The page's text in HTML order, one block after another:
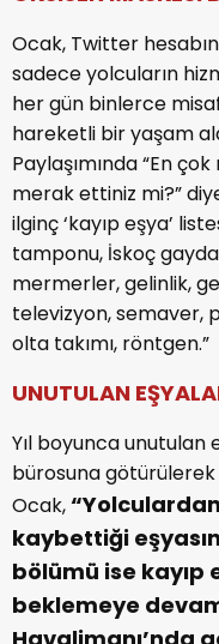
Ocak, Twitter
sadece yolcuların
her gün binlerce
hareketli bir yaşam
Paylaşımında “En
merak ettiniz mi?”
ilginç ‘kayıp eşya’
tamponu, İskoç
mermerler, gelinlik,
televizyon, semaver,
olta takımı, röntgen.”
UNUTULAN
Yıl boyunca unutulan
bürosuna götürülerek
Ocak,
kaybettiği
bölümü ise kayıp
beklemeye